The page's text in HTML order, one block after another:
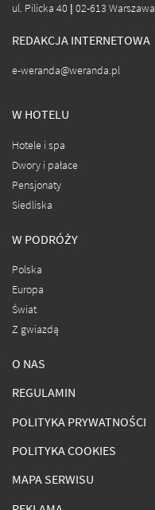
ul. Pilicka 40 | 02-613 Warszawa
REDAKCJA INTERNETOWA
e-weranda@weranda.pl
W HOTELU
Hotele i spa
Dwory i pałace
Pensjonaty
Siedliska
W PODRÓŻY
Polska
Europa
Świat
Z gwiazdą
O NAS
REGULAMIN
POLITYKA PRYWATNOŚCI
POLITYKA COOKIES
MAPA SERWISU